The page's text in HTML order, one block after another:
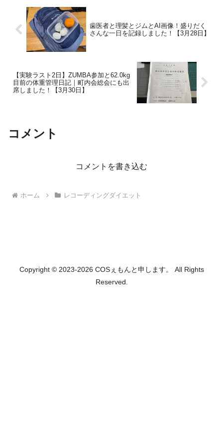
歯医者と理髪とジムとAI画像！盛りだく
さんな一日を記録しました！【3月28日】
【実験ラスト2日】ZUMBA参加と62.0kg
目前の体重管理日記｜町内会総会にも出
席しました！【3月30日】
コメント
コメントを書き込む
ホーム レコーディングダイエット
Copyright © 2023-2026 COSぇもんと申します。 All Rights
Reserved.